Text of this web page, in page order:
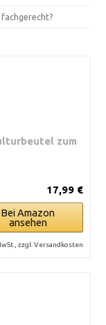
zum
17,99 €
Bei Amazon
ansehen
zzgl. Versandkosten